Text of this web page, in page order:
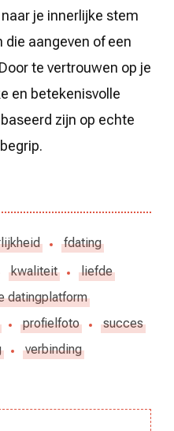
je innerlijke stem
aangeven of een
te vertrouwen op je
en betekenisvolle
zijn op echte
fdating
kwaliteit
liefde
datingplatform
profielfoto
succes
verbinding